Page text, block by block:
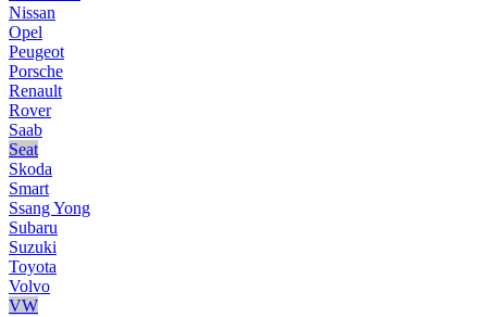
Nissan
Opel
Peugeot
Porsche
Renault
Rover
Saab
Seat
Skoda
Smart
Ssang Yong
Subaru
Suzuki
Toyota
Volvo
VW